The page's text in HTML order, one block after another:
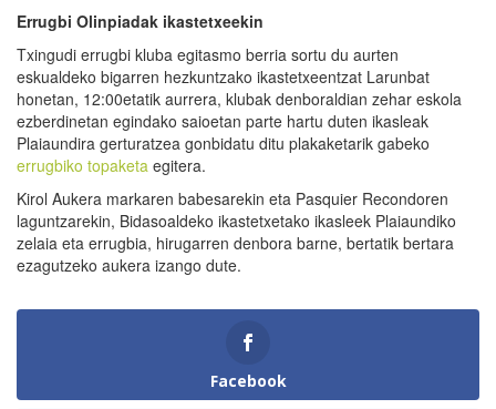
Errugbi Olinpiadak ikastetxeekin
Txingudi errugbi kluba egitasmo berria sortu du aurten
eskualdeko bigarren hezkuntzako ikastetxeentzat Larunbat
honetan, 12:00etatik aurrera, klubak denboraldian zehar eskola
ezberdinetan egindako saioetan parte hartu duten ikasleak
Plaiaundira gerturatzea gonbidatu ditu plakaketarik gabeko
errugbiko topaketa egitera.
Kirol Aukera markaren babesarekin eta Pasquier Recondoren
laguntzarekin, Bidasoaldeko ikastetxetako ikasleek Plaiaundiko
zelaia eta errugbia, hirugarren denbora barne, bertatik bertara
ezagutzeko aukera izango dute.
Facebook